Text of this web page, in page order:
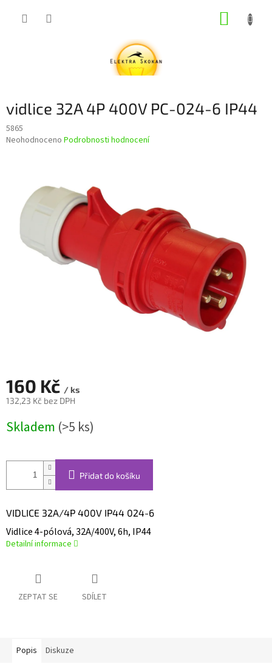
vidlice 32A 4P 400V PC-024-6 IP44
5865
Průměrné
Neohodnoceno Podrobnosti hodnocení
160 Kč / ks
132,23 Kč bez DPH
cena:
Skladem (>5 ks)
Přidat do košíku
VIDLICE 32A/4P 400V IP44 024-6
Vidlice 4-pólová, 32A/400V, 6h, IP44
Detailní informace
ZEPTAT SE SDÍLET
Popis Diskuze